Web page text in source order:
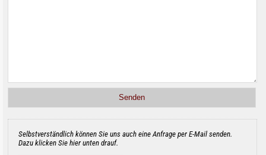
Selbstverständlich können Sie uns auch eine Anfrage per E-Mail senden.
Dazu klicken Sie hier unten drauf.